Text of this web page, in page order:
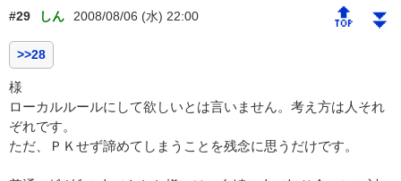
#29 しん 2008/08/06 (水) 22:00 🔝 ⏬
>>28
様
ローカルルールにして欲しいとは言いません。考え方は人それ
ぞれです。
ただ、ＰＫせず諦めてしまうことを残念に思うだけです。